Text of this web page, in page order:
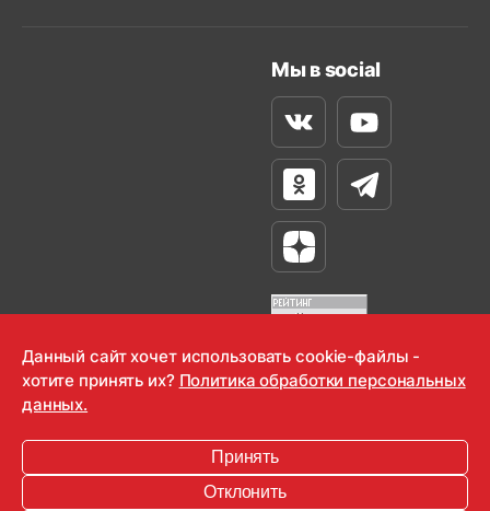
Мы в social
ВконтактеYoutube
Одноклассники
Телеграм
Яндекс Дзен
OOO "Радио-Любовь" 2000-2026
Информация для правообладателей
Данный сайт хочет использовать cookie-файлы -
хотите принять их? Политика обработки персональных
данных.
Принять
Отклонить